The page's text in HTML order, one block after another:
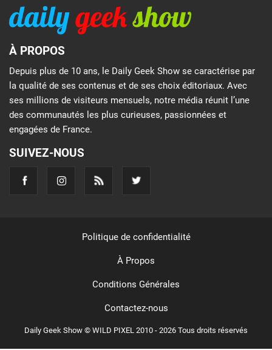
À PROPOS
Depuis plus de 10 ans, le Daily Geek Show se caractérise par
la qualité de ses contenus et de ses choix éditoriaux. Avec
ses millions de visiteurs mensuels, notre média réunit l’une
des communautés les plus curieuses, passionnées et
engagées de France.
SUIVEZ-NOUS
Daily Geek Show © WILD PIXEL 2010 - 2026 Tous droits réservés
Politique de confidentialité
À Propos
Conditions Générales
Contactez-nous